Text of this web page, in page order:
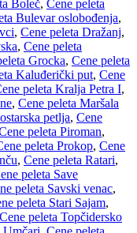
Boleč, Cene peleta
Bulevar oslobođenja,
, Cene peleta Dražanj,
, Cene peleta
Grocka, Cene peleta
Kaluđerički put, Cene
peleta Kralja Petra I,
, Cene peleta Maršala
petlja, Cene
peleta Piroman,
peleta Prokop, Cene
, Cene peleta Ratari,
peleta Save
peleta Savski venac,
peleta Stari Sajam,
Cene peleta Topčidersko